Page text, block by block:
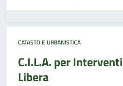
CATASTO E URBANISTICA
C.I.L.A. per
Libera